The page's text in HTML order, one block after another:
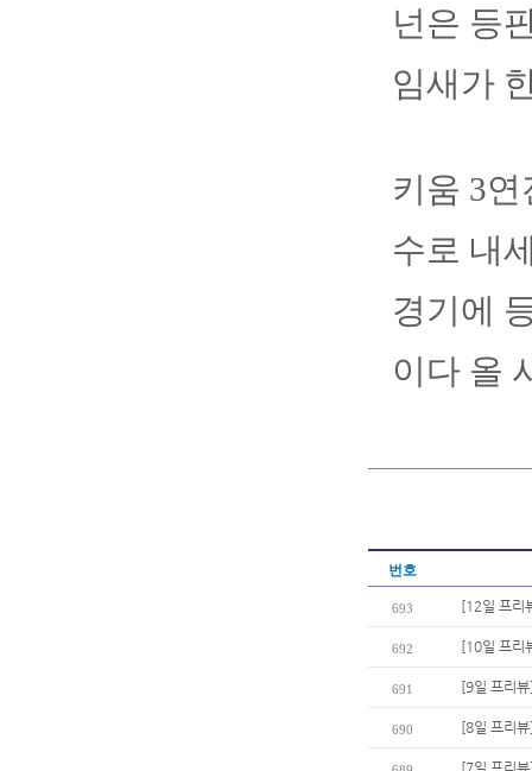
넌은 등
임새가
키움 3
수로 내
경기에
이다 올
번호
693 [12일 프리
692 [10일 프리
691 [9일 프리
690 [8일 프리
[7일 프리